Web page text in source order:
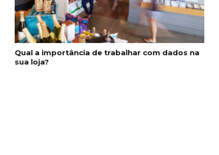
Qual a importância de trabalhar com dados na
sua loja?